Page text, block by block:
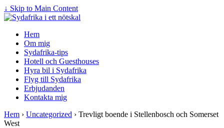
↓ Skip to Main Content
Hem
Om mig
Sydafrika-tips
Hotell och Guesthouses
Hyra bil i Sydafrika
Flyg till Sydafrika
Erbjudanden
Kontakta mig
Hem › Uncategorized › Trevligt boende i Stellenbosch och Somerset
West